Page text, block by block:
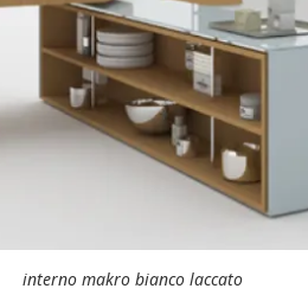
interno makro bianco laccato